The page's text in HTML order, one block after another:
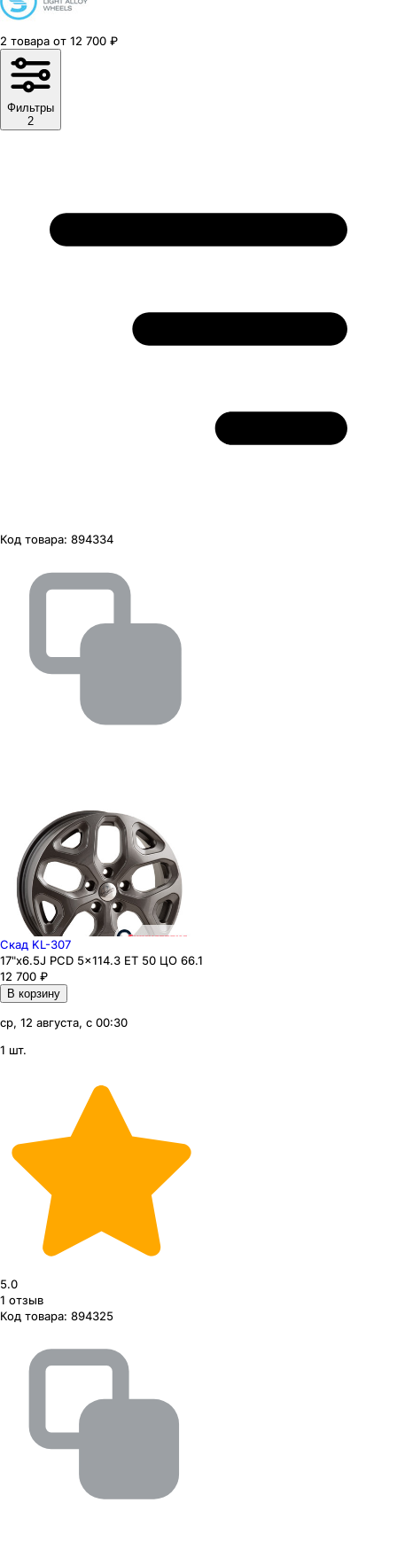
2 товара от 12 700 ₽
Фильтры
2
Код товара: 894334
Скад KL-307
17"x6.5J PCD 5x114.3 ЕТ 50 ЦО 66.1
12 700 ₽
В корзину
ср, 12 августа, с 00:30
1 шт.
5.0
1 отзыв
Код товара: 894325